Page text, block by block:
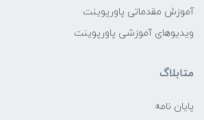
آموزش مقدماتی پاورپوینت
ویدیوهای آموزشی پاورپوینت
متابلاگ
پایان نامه